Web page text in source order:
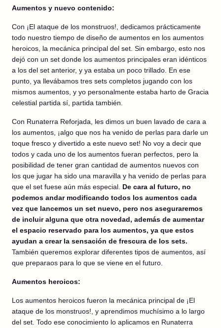
Aumentos y nuevo contenido:
Con ¡El ataque de los monstruos!, dedicamos prácticamente
todo nuestro tiempo de diseño de aumentos en los aumentos
heroicos, la mecánica principal del set. Sin embargo, esto nos
dejó con un set donde los aumentos principales eran idénticos
a los del set anterior, y ya estaba un poco trillado. En ese
punto, ya llevábamos tres sets completos jugando con los
mismos aumentos, y yo personalmente estaba harto de Gracia
celestial partida sí, partida también.
Con Runaterra Reforjada, les dimos un buen lavado de cara a
los aumentos, ¡algo que nos ha venido de perlas para darle un
toque fresco y divertido a este nuevo set! No voy a decir que
todos y cada uno de los aumentos fueran perfectos, pero la
posibilidad de tener gran cantidad de aumentos nuevos con
los que jugar ha sido una maravilla y ha venido de perlas para
que el set fuese aún más especial. De cara al futuro, no
podemos andar modificando todos los aumentos cada
vez que lancemos un set nuevo, pero nos aseguraremos
de incluir alguna que otra novedad, además de aumentar
el espacio reservado para los aumentos, ya que estos
ayudan a crear la sensación de frescura de los sets.
También queremos explorar diferentes tipos de aumentos, así
que preparaos para lo que se viene en el futuro.
Aumentos heroicos:
Los aumentos heroicos fueron la mecánica principal de ¡El
ataque de los monstruos!, y aprendimos muchísimo a lo largo
del set. Todo ese conocimiento lo aplicamos en Runaterra